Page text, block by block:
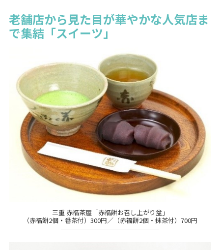
老舗店から見た目が華やかな人気店ま
で集結「スイーツ」
三重 赤福茶屋「赤福餅お召し上がり盆」
（赤福餅2個・番茶付）300円／（赤福餅2個・抹茶付）700円